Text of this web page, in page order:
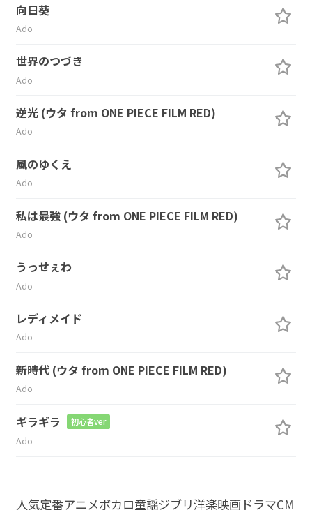
向日葵
Ado
世界のつづき
Ado
逆光 (ウタ from ONE PIECE FILM RED)
Ado
風のゆくえ
Ado
私は最強 (ウタ from ONE PIECE FILM RED)
Ado
うっせぇわ
Ado
レディメイド
Ado
新時代 (ウタ from ONE PIECE FILM RED)
Ado
ギラギラ 初心者ver
Ado
人気定番アニメボカロ童謡ジブリ洋楽映画ドラマCM